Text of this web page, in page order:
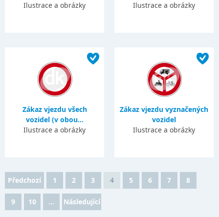
Ilustrace a obrázky
Ilustrace a obrázky
Zákaz vjezdu všech
vozidel (v obou...
Ilustrace a obrázky
Zákaz vjezdu vyznačených
vozidel
Ilustrace a obrázky
Předchozí 1 2 3 4 5 6 7 8
9 10 ... Následující